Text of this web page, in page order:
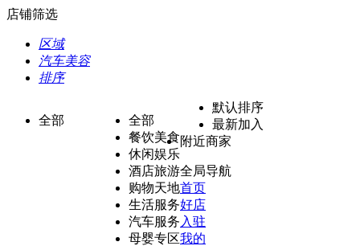
店铺筛选
区域
汽车美容
排序
全部
全部
餐饮美食
休闲娱乐
酒店旅游
购物天地
生活服务
汽车服务
母婴专区
默认排序
最新加入
附近商家
全局导航
首页
好店
入驻
我的